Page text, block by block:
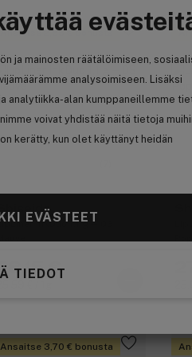
ja mainosten räätälöimiseen,
analysoimiseen. Lisäksi
analytiikka-alan kumppaneillemme
voivat yhdistää näitä tietoja
kerätty, kun olet käyttänyt heidän
EVÄSTEET
TIEDOT
Ansaitse 2,85 € bonusta
Shiseido
InkDuo 1,1 g ─ 03
€
Ansaitse 3,70 € bonusta